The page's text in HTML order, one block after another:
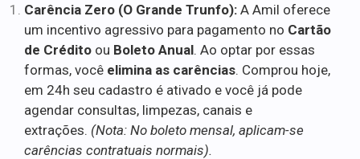
Carência Zero (O Grande Trunfo): A Amil oferece
um incentivo agressivo para pagamento no Cartão
de Crédito ou Boleto Anual. Ao optar por essas
formas, você elimina as carências. Comprou hoje,
em 24h seu cadastro é ativado e você já pode
agendar consultas, limpezas, canais e
extrações. (Nota: No boleto mensal, aplicam-se
carências contratuais normais).